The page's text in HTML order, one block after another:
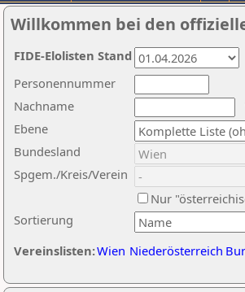
Willkommen bei den
Nachname
Ebene
Sortierung
Personennummer
Bundesland
Spgem./Kreis/Verein
Nur
Vereinslisten:Wien Niederösterreich
FIDE-Elolisten Stand